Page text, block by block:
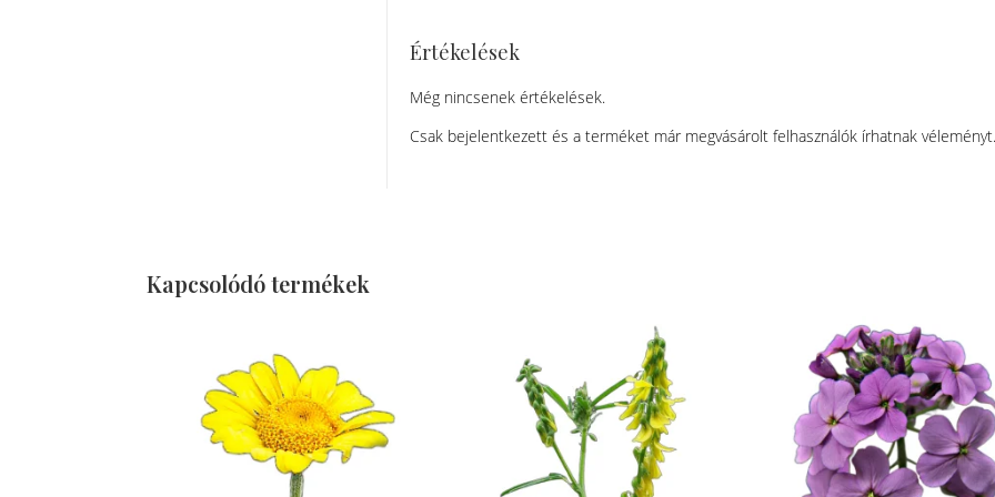
Értékelések
Még nincsenek értékelések.
Csak bejelentkezett és a terméket már megvásárolt felhasználók írhatnak véleményt.
Kapcsolódó termékek